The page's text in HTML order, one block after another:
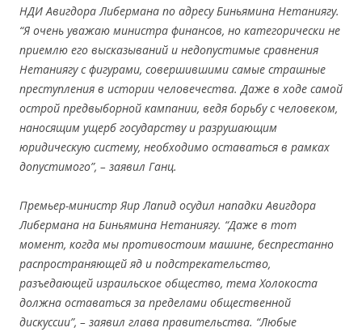
НДИ Авигдора Либермана по адресу Биньямина Нетаниягу.
“Я очень уважаю министра финансов, но категорически не
приемлю его высказываний и недопустимые сравнения
Нетаниягу с фигурами, совершившими самые страшные
преступления в истории человечества. Даже в ходе самой
острой предвыборной кампании, ведя борьбу с человеком,
наносящим ущерб государству и разрушающим
юридическую систему, необходимо оставаться в рамках
допустимого”, – заявил Ганц.
Премьер-министр Яир Лапид осудил нападки Авигдора
Либермана на Биньямина Нетаниягу. “Даже в тот
момент, когда мы противостоим машине, беспрестанно
распространяющей яд и подстрекательство,
разъедающей израильское общество, тема Холокоста
должна оставаться за пределами общественной
дискуссии”, – заявил глава правительства. “Любые